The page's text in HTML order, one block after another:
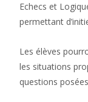
Echecs et
permettant
Les élèves
les situations
questions